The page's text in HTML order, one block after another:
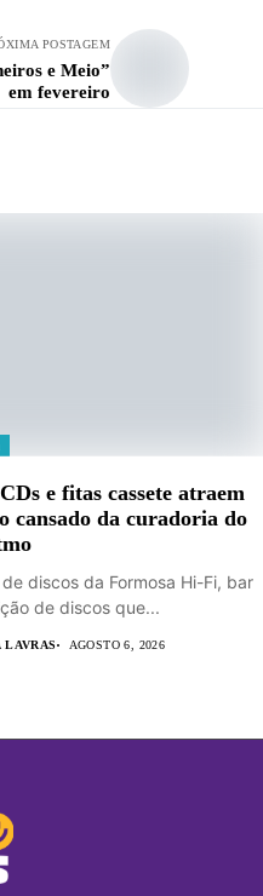
POSTAGEM
e Meio”
em fevereiro
e fitas cassete atraem
cansado da curadoria do
discos da Formosa Hi-Fi, bar
de discos que...
LAVRAS AGOSTO 6, 2026